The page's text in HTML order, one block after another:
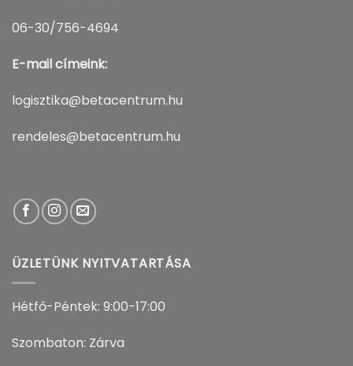
06-30/756-4694
E-mail címeink:
logisztika@betacentrum.hu
rendeles@betacentrum.hu
ÜZLETÜNK NYITVATARTÁSA
Hétfő-Péntek: 9:00-17:00
Szombaton: Zárva